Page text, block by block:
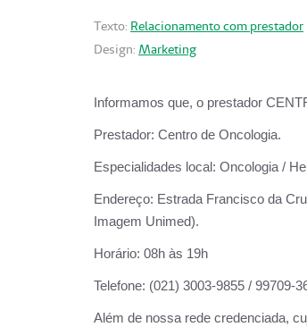
Texto: Relacionamento com prestador
Design: Marketing
Informamos que, o prestador
Prestador: Centro de Oncologia.
Especialidades local: Oncologia /
Endereço: Estrada Francisco da
Imagem Unimed).
Horário: 08h às 19h
Telefone: (021) 3003-9855 / 99709-
Além de nossa rede credenciada,